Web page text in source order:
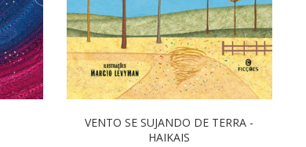
VENTO SE SUJANDO DE TERRA -
HAIKAIS